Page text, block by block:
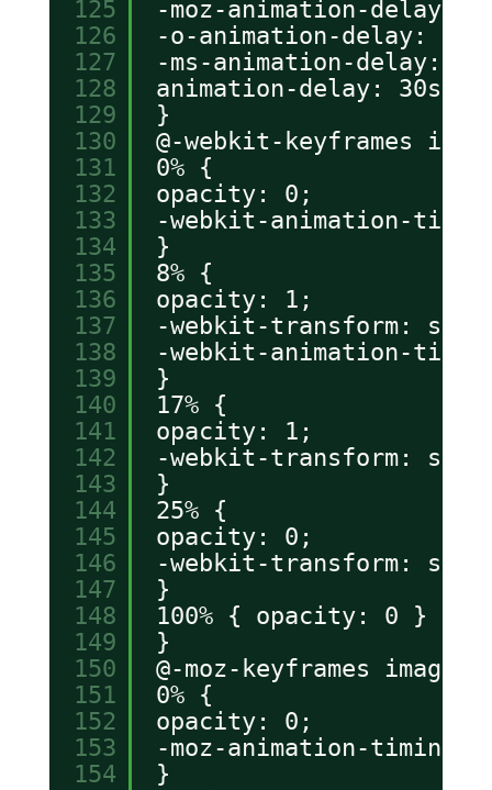
125
126
127
128
129
130
131
132
133
134
135
136
137
138
139
140
141
142
143
144
145
146
147
148
149
150
151
152
153
154
-moz-animation-delay:
-o-animation-delay:
-ms-animation-delay:
animation-delay: 30s;
}
@-webkit-keyframes
0% {
opacity: 0;
-webkit-animation-
}
8% {
opacity: 1;
-webkit-transform:
-webkit-animation-
}
17% {
opacity: 1;
-webkit-transform:
}
25% {
opacity: 0;
-webkit-transform:
}
100% { opacity: 0 }
}
@-moz-keyframes
0% {
opacity: 0;
-moz-animation-
}